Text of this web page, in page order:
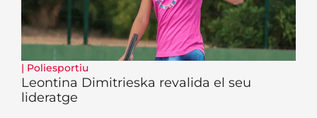
| Poliesportiu
Leontina Dimitrieska revalida el seu
lideratge